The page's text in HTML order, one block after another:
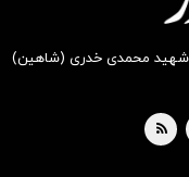
شهید محمدی خدری (شاهین)